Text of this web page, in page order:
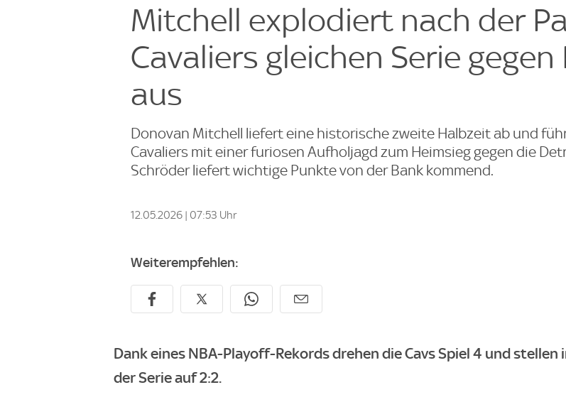
Mitchell explodiert nach der
Cavaliers gleichen Serie
aus
Donovan Mitchell liefert eine historische zweite Halbzeit ab und
Cavaliers mit einer furiosen Aufholjagd zum Heimsieg gegen die
Schröder liefert wichtige Punkte von der Bank kommend.
12.05.2026 | 07:53 Uhr
Weiterempfehlen:
Dank eines NBA-Playoff-Rekords drehen die Cavs Spiel 4 und stellen
der Serie auf 2:2.